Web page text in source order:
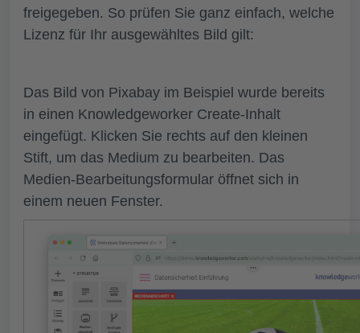
freigegeben. So prüfen Sie ganz einfach, welche
Lizenz für Ihr ausgewähltes Bild gilt:
Das Bild von Pixabay im Beispiel wurde bereits
in einen Knowledgeworker Create-Inhalt
eingefügt. Klicken Sie rechts auf den kleinen
Stift, um das Medium zu bearbeiten. Das
Medien-Bearbeitungsformular öffnet sich in
einem neuen Fenster.